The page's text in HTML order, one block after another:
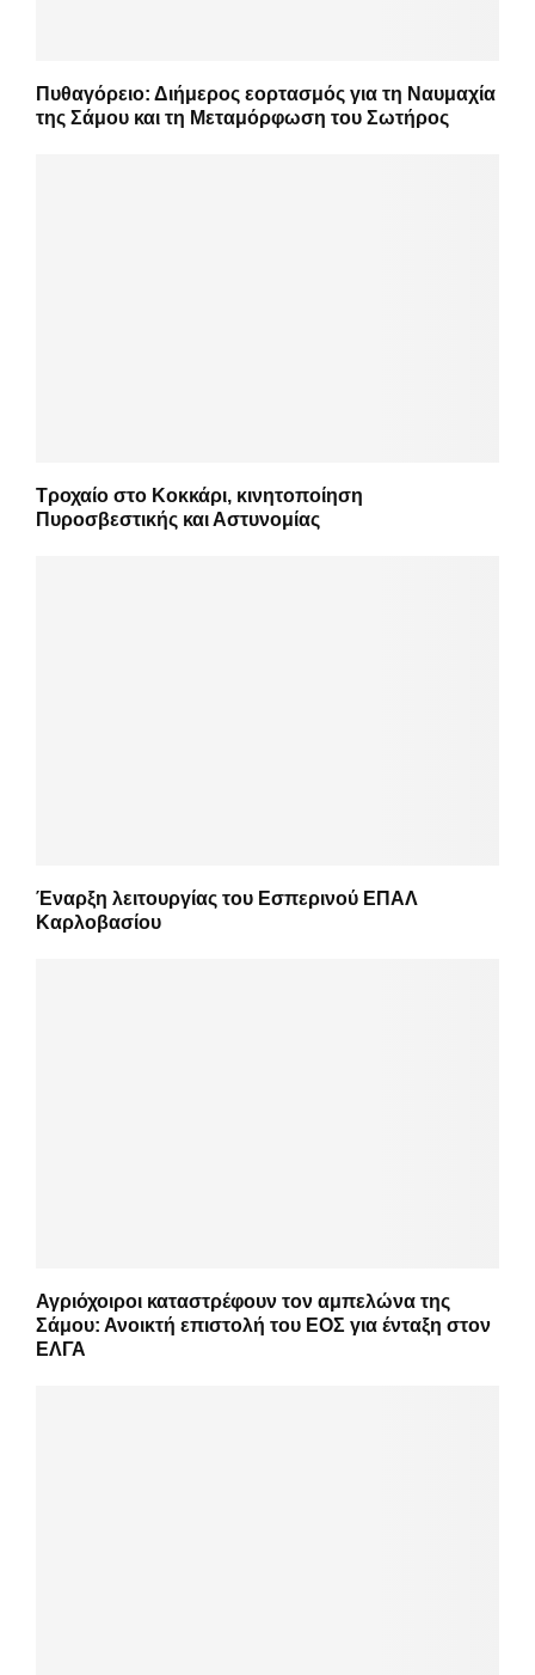
Πυθαγόρειο: Διήμερος εορτασμός για τη Ναυμαχία
της Σάμου και τη Μεταμόρφωση του Σωτήρος
Τροχαίο στο Κοκκάρι, κινητοποίηση
Πυροσβεστικής και Αστυνομίας
Έναρξη λειτουργίας του Εσπερινού ΕΠΑΛ
Καρλοβασίου
Αγριόχοιροι καταστρέφουν τον αμπελώνα της
Σάμου: Ανοικτή επιστολή του ΕΟΣ για ένταξη στον
ΕΛΓΑ